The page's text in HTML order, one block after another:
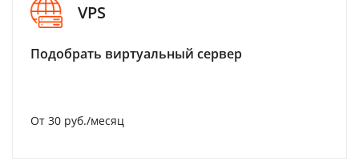
VPS
Подобрать виртуальный сервер
От 30 руб./месяц